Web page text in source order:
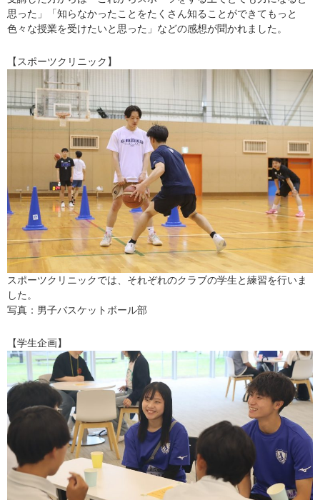
思った」「知らなかったことをたくさん知ることができてもっと
色々な授業を受けたいと思った」などの感想が聞かれました。
【スポーツクリニック】
スポーツクリニックでは、それぞれのクラブの学生と練習を行いま
した。
写真：男子バスケットボール部
【学生企画】